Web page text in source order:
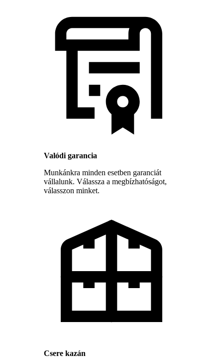
Valódi garancia
Munkánkra minden esetben garanciát
vállalunk. Válassza a megbízhatóságot,
válasszon minket.
Csere kazán